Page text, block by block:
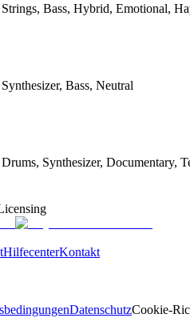
Bass, Hybrid, Emotional,
Bass, Neutral
Synthesizer, Documentary,
HilfecenterKontakt
DatenschutzCookie-